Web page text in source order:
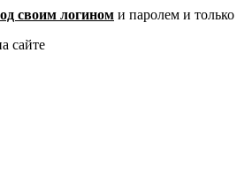
своим логином и паролем и только
сайте